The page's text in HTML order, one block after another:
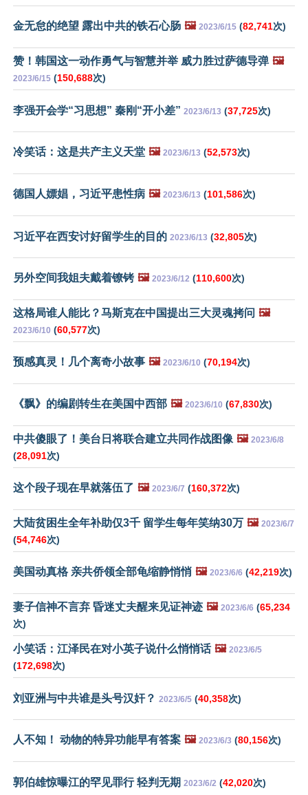
金无怠的绝望 露出中共的铁石心肠 🖼️ 2023/6/15 (82,741次)
赞！韩国这一动作勇气与智慧并举 威力胜过萨德导弹 🖼️
2023/6/15 (150,688次)
李强开会学“习思想” 秦刚“开小差” 2023/6/13 (37,725次)
冷笑话：这是共产主义天堂 🖼️ 2023/6/13 (52,573次)
德国人嫖娼，习近平患性病 🖼️ 2023/6/13 (101,586次)
习近平在西安讨好留学生的目的 2023/6/13 (32,805次)
另外空间我姐夫戴着镣铐 🖼️ 2023/6/12 (110,600次)
这格局谁人能比？马斯克在中国提出三大灵魂拷问 🖼️
2023/6/10 (60,577次)
预感真灵！几个离奇小故事 🖼️ 2023/6/10 (70,194次)
《飘》的编剧转生在美国中西部 🖼️ 2023/6/10 (67,830次)
中共傻眼了！美台日将联合建立共同作战图像 🖼️ 2023/6/8
(28,091次)
这个段子现在早就落伍了 🖼️ 2023/6/7 (160,372次)
大陆贫困生全年补助仅3千 留学生每年笑纳30万 🖼️ 2023/6/7
(54,746次)
美国动真格 亲共侨领全部龟缩静悄悄 🖼️ 2023/6/6 (42,219次)
妻子信神不言弃 昏迷丈夫醒来见证神迹 🖼️ 2023/6/6 (65,234
次)
小笑话：江泽民在对小英子说什么悄悄话 🖼️ 2023/6/5
(172,698次)
刘亚洲与中共谁是头号汉奸？ 2023/6/5 (40,358次)
人不知！ 动物的特异功能早有答案 🖼️ 2023/6/3 (80,156次)
郭伯雄惊曝江的罕见罪行 轻判无期 2023/6/2 (42,020次)